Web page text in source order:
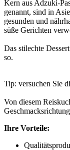
Kern aus Adzuki-
genannt, sind in
gesunden und
süße Gerichten
Das stilechte
so.
Tip: versuchen Sie
Von diesem
Ihre Vorteile: